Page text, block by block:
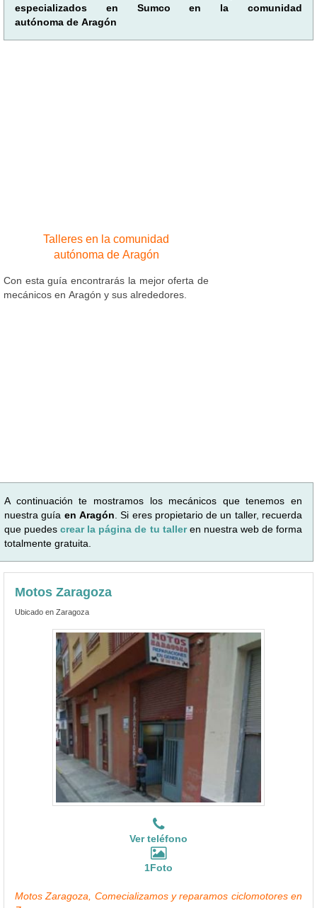
especializados en Sumco en la comunidad
autónoma de Aragón
Talleres en la comunidad
autónoma de Aragón
Con esta guía encontrarás la mejor oferta de
mecánicos en Aragón y sus alrededores.
A continuación te mostramos los mecánicos que tenemos en
nuestra guía en Aragón . Si eres propietario de un taller, recuerda
que puedescrear la página de tu talleren nuestra web de forma
totalmente gratuita.
Motos Zaragoza
Ubicado en Zaragoza
Ver teléfono
1Foto
Motos Zaragoza, Comecializamos y reparamos ciclomotores en